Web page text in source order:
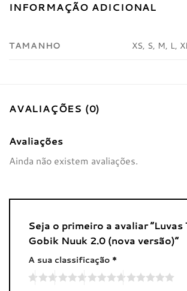
INFORMAÇÃO ADICIONAL
TAMANHO XS, S, M, L,
AVALIAÇÕES (0)
Avaliações
Ainda não existem avaliações.
Seja o primeiro a avaliar “Luvas
Gobik Nuuk 2.0 (nova versão)”
A sua classificação *